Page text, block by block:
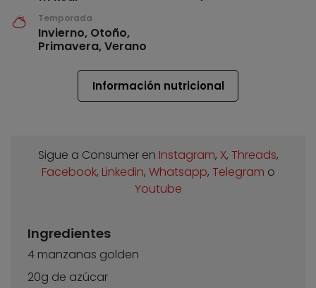
Temporada
Invierno, Otoño,
Primavera, Verano
Información nutricional
Sigue a Consumer en Instagram, X, Threads,
Facebook, Linkedin, Whatsapp, Telegram o
Youtube
Ingredientes
4 manzanas golden
20g de azúcar